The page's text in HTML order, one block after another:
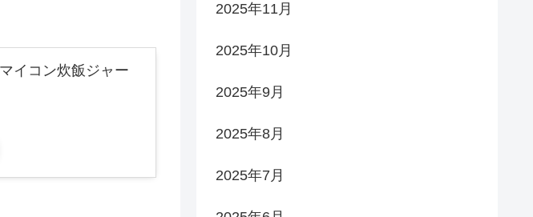
イコン炊飯ジャー
2025年11月
2025年10月
2025年9月
2025年8月
2025年7月